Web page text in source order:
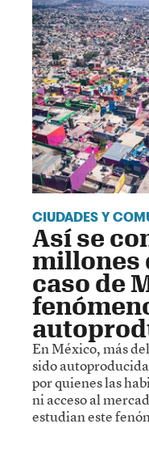
CIUDADES Y
Así se
millones
caso de
En México, más
sido
por quienes las
ni acceso al
estudian este